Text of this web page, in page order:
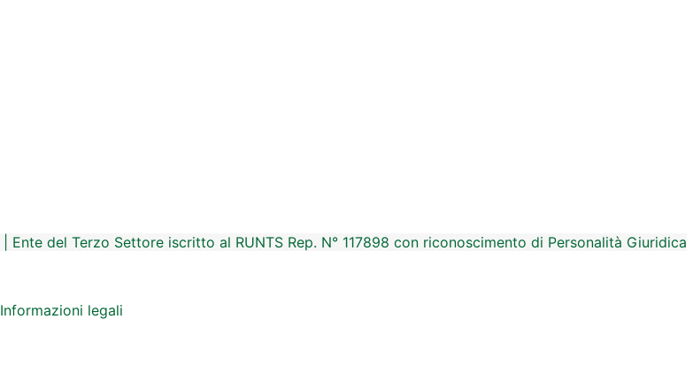
Ente del Terzo Settore iscritto al RUNTS Rep. N° 117898 con riconoscimento di Personalità Giuridica
Informazioni legali